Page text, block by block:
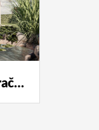
Pavo 111 - ilustrační foto